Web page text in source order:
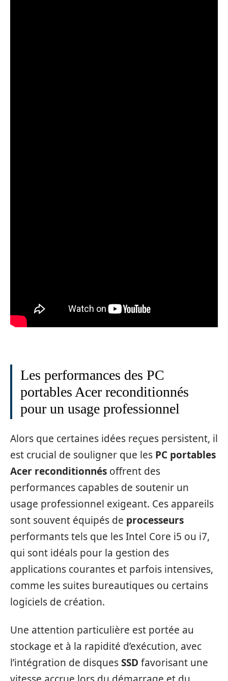
Les performances des PC
portables Acer reconditionnés
pour un usage professionnel
Alors que certaines idées reçues persistent, il
est crucial de souligner que les PC portables
Acer reconditionnés offrent des
performances capables de soutenir un
usage professionnel exigeant. Ces appareils
sont souvent équipés de processeurs
performants tels que les Intel Core i5 ou i7,
qui sont idéals pour la gestion des
applications courantes et parfois intensives,
comme les suites bureautiques ou certains
logiciels de création.
Une attention particulière est portée au
stockage et à la rapidité d’exécution, avec
l’intégration de disquesSSD favorisant une